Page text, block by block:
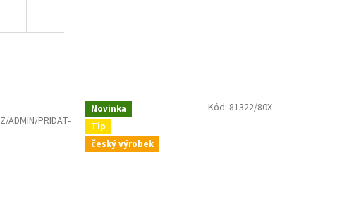
ADMIN/PRIDAT-
Novinka
Tip
český výrobek
Kód: 81322/80X